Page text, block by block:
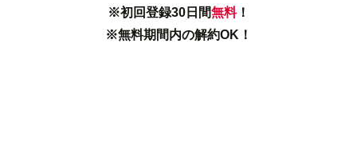
※初回登録30日間無料！
※無料期間内の解約OK！